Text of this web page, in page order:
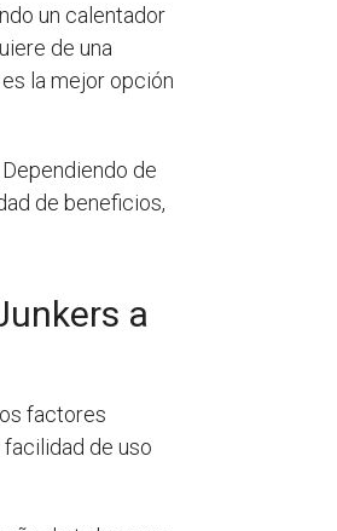
un calentador
de una
la mejor opción
de
de beneficios,
a
factores
de uso